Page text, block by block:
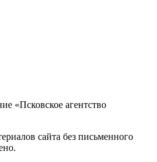
«Псковское агентство
сайта без письменного